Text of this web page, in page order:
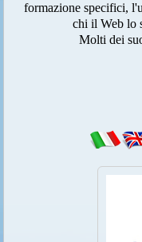
formazione specifici,
chi il Web lo
Molti dei